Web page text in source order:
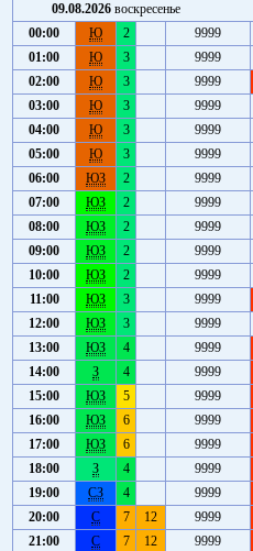
09.08.2026 воскресенье
00:00
Ю 2 9999
01:00
Ю 3 9999
02:00
Ю 3 9999
03:00
Ю 3 9999
04:00
Ю 3 9999
05:00
Ю 3 9999
06:00
ЮЗ 2 9999
07:00
ЮЗ 2 9999
08:00
ЮЗ 2 9999
09:00
ЮЗ 2 9999
10:00
ЮЗ 2 9999
11:00
ЮЗ 3 9999
12:00
ЮЗ 3 9999
13:00
ЮЗ 4 9999
14:00
З 4 9999
15:00
ЮЗ 5 9999
16:00
ЮЗ 6 9999
17:00
ЮЗ 6 9999
18:00
З 4 9999
19:00
СЗ 4 9999
20:00
С 7 12 9999
21:00
С 7 12 9999